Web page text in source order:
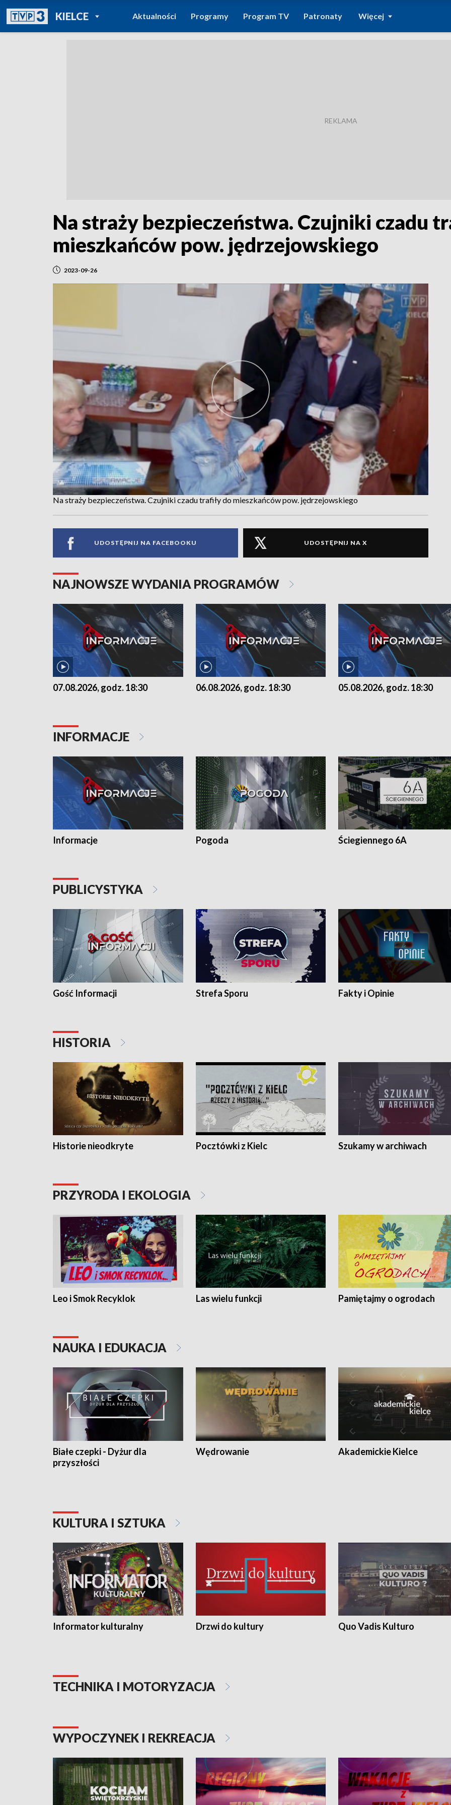
KIELCEPOWRÓT DO
TVP REGIONY
Aktualności Programy Program TV Patronaty Więcej
Na straży bezpieczeństwa. Czujniki czadu
mieszkańców pow. jędrzejowskiego
2023-09-26
Na straży bezpieczeństwa. Czujniki czadu trafiły do mieszkańców pow. jędrzejowskiego
UDOSTĘPNIJ NA FACEBOOKU UDOSTĘPNIJ NA X
NAJNOWSZE WYDANIA PROGRAMÓW
07.08.2026, godz. 18:30 06.08.2026, godz. 18:30 05.08.2026, godz. 18:30
INFORMACJE
Informacje Pogoda Ściegiennego 6A
PUBLICYSTYKA
Gość Informacji Strefa Sporu Fakty i Opinie
HISTORIA
Historie nieodkryte Pocztówki z Kielc Szukamy w archiwach
PRZYRODA I EKOLOGIA
Leo i Smok Recyklok Las wielu funkcji Pamiętajmy o ogrodach
NAUKA I EDUKACJA
Białe czepki - Dyżur dla
przyszłości
Wędrowanie Akademickie Kielce
KULTURA I SZTUKA
Informator kulturalny Drzwi do kultury Quo Vadis Kulturo
TECHNIKA I MOTORYZACJA
WYPOCZYNEK I REKREACJA